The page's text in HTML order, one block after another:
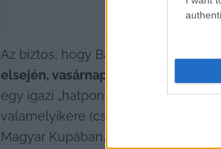
Az biztos, hogy Banó-Szabóra
elsején, vasárnap a Szegedet
egy igazi „hatpontos mérkőzés”,
valamelyikére (csak a bajnok és az
Magyar Kupában, az MTK